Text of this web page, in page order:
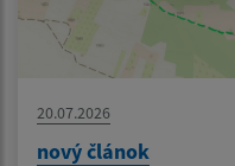
20.07.2026
nový článok